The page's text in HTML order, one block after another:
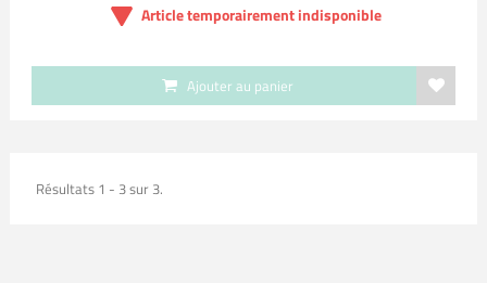
Article temporairement indisponible
Ajouter au panier
Résultats 1 - 3 sur 3.